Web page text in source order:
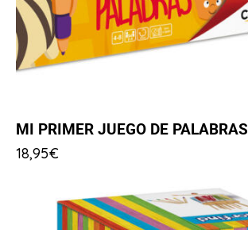
MI PRIMER JUEGO DE PALABRAS
18,95€